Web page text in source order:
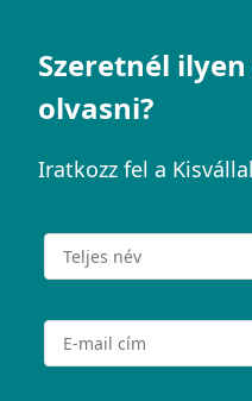
Szeretnél
olvasni?
Iratkozz fel a